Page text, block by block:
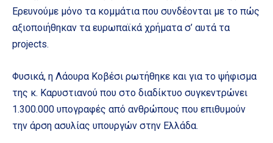
Ερευνούμε μόνο τα κομμάτια που συνδέονται με το πώς
αξιοποιήθηκαν τα ευρωπαϊκά χρήματα σ’ αυτά τα
projects.
Φυσικά, η Λάουρα Κοβέσι ρωτήθηκε και για το ψήφισμα
της κ. Καρυστιανού που στο διαδίκτυο συγκεντρώνει
1.300.000 υπογραφές από ανθρώπους που επιθυμούν
την άρση ασυλίας υπουργών στην Ελλάδα.